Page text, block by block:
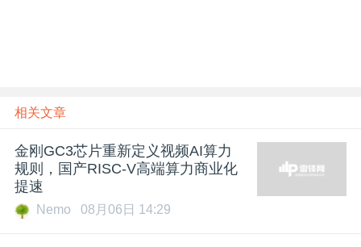
相关文章
金刚GC3芯片重新定义视频AI算力
规则，国产RISC-V高端算力商业化
提速
Nemo 08月06日 14:29